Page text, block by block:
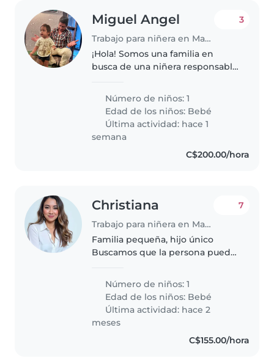
Miguel Angel
Trabajo para niñera en Managua
3
¡Hola! Somos una familia en
busca de una niñera responsable
es inteligente, juguetón y lleno
de energía. Necesitamos a
alguien que esté cómoda con
tareas..
Número de niños: 1
Edad de los niños: Bebé
Última actividad: hace 1
semana
C$200.00/hora
Christiana
Trabajo para niñera en Managua
7
Familia pequeña, hijo único
Buscamos que la persona pueda
amable y alegre. Se dedicará
solamente al bebé y aseo de sus
cosas, lavar su ropa, sus
espacios,..
Número de niños: 1
Edad de los niños: Bebé
Última actividad: hace 2
meses
C$155.00/hora